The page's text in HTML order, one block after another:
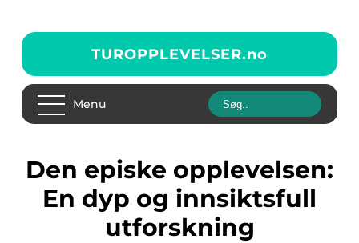
TUROPPLEVELSER.no
Menu
Den episke opplevelsen:
En dyp og innsiktsfull
utforskning